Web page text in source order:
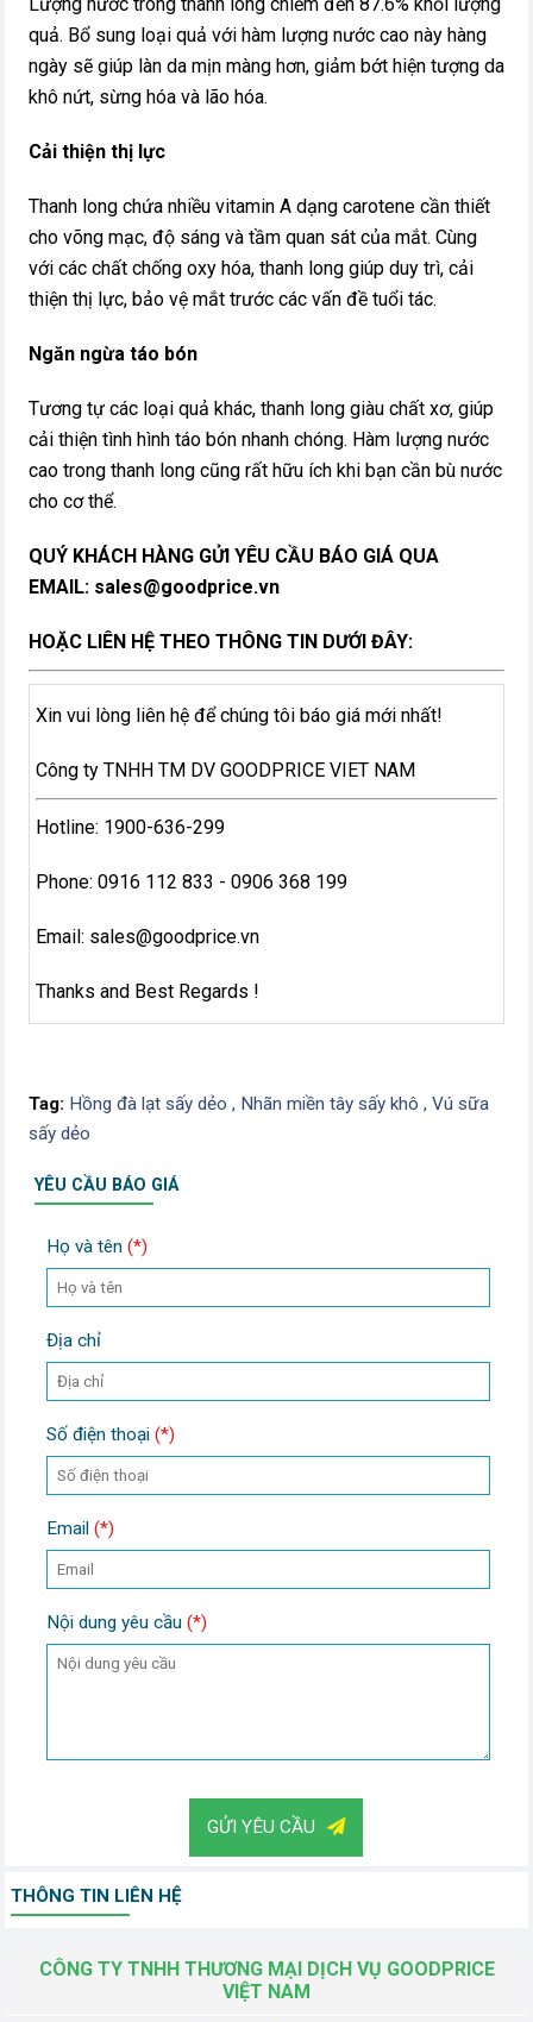
quả. Bổ sung loại quả với hàm lượng nước cao này hàng
ngày sẽ giúp làn da mịn màng hơn, giảm bớt hiện tượng da
khô nứt, sừng hóa và lão hóa.
Cải thiện thị lực
Thanh long chứa nhiều vitamin A dạng carotene cần thiết
cho võng mạc, độ sáng và tầm quan sát của mắt. Cùng
với các chất chống oxy hóa, thanh long giúp duy trì, cải
thiện thị lực, bảo vệ mắt trước các vấn đề tuổi tác.
Ngăn ngừa táo bón
Tương tự các loại quả khác, thanh long giàu chất xơ, giúp
cải thiện tình hình táo bón nhanh chóng. Hàm lượng nước
cao trong thanh long cũng rất hữu ích khi bạn cần bù nước
cho cơ thể.
QUÝ KHÁCH HÀNG GỬI YÊU CẦU BÁO GIÁ QUA
EMAIL: sales@goodprice.vn
HOẶC LIÊN HỆ THEO THÔNG TIN DƯỚI ĐÂY:
Xin vui lòng liên hệ để chúng tôi báo giá mới nhất!
Công ty TNHH TM DV GOODPRICE VIET NAM
Hotline: 1900-636-299
Phone: 0916 112 833 - 0906 368 199
Email: sales@goodprice.vn
Thanks and Best Regards !
Tag: Hồng đà lạt sấy dẻo , Nhãn miền tây sấy khô , Vú sữa
sấy dẻo
YÊU CẦU BÁO GIÁ
Họ và tên (*)
Địa chỉ
Số điện thoại (*)
Email (*)
Nội dung yêu cầu (*)
GỬI YÊU CẦU
THÔNG TIN LIÊN HỆ
CÔNG TY TNHH THƯƠNG MẠI DỊCH VỤ GOODPRICE
VIỆT NAM